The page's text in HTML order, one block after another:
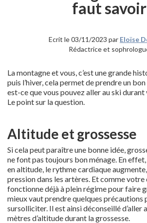
faut savoir
Ecrit le 03/11/2023 par Eloïse
Rédactrice et
La montagne et vous, c’est une grande
puis l’hiver, cela permet de prendre un
est-ce que vous pouvez aller au ski durant
Le point sur la question.
Altitude et grossesse
Si cela peut paraître une bonne idée,
ne font pas toujours bon ménage. En effet,
en altitude, le rythme cardiaque
pression dans les artères. Et comme
fonctionne déjà à plein régime pour faire
mieux vaut prendre quelques précautions
sursolliciter. Il est ainsi déconseillé d’aller
mètres d’altitude durant la grossesse.